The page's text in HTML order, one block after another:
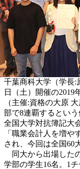
千葉商科大学（学長:
日（土）開催の2019
（主催:資格の大原
部で8連覇するという
全国大学対抗簿記大
「職業会計人を増や
され、今回は全国60
同大から出場した
学部の学生16名。1